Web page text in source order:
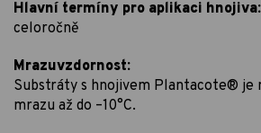
Hlavní termíny pro aplikaci hnojiva:
celoročně
Mrazuvzdornost:
Substráty s hnojivem Plantacote® je
mrazu až do –10°C.